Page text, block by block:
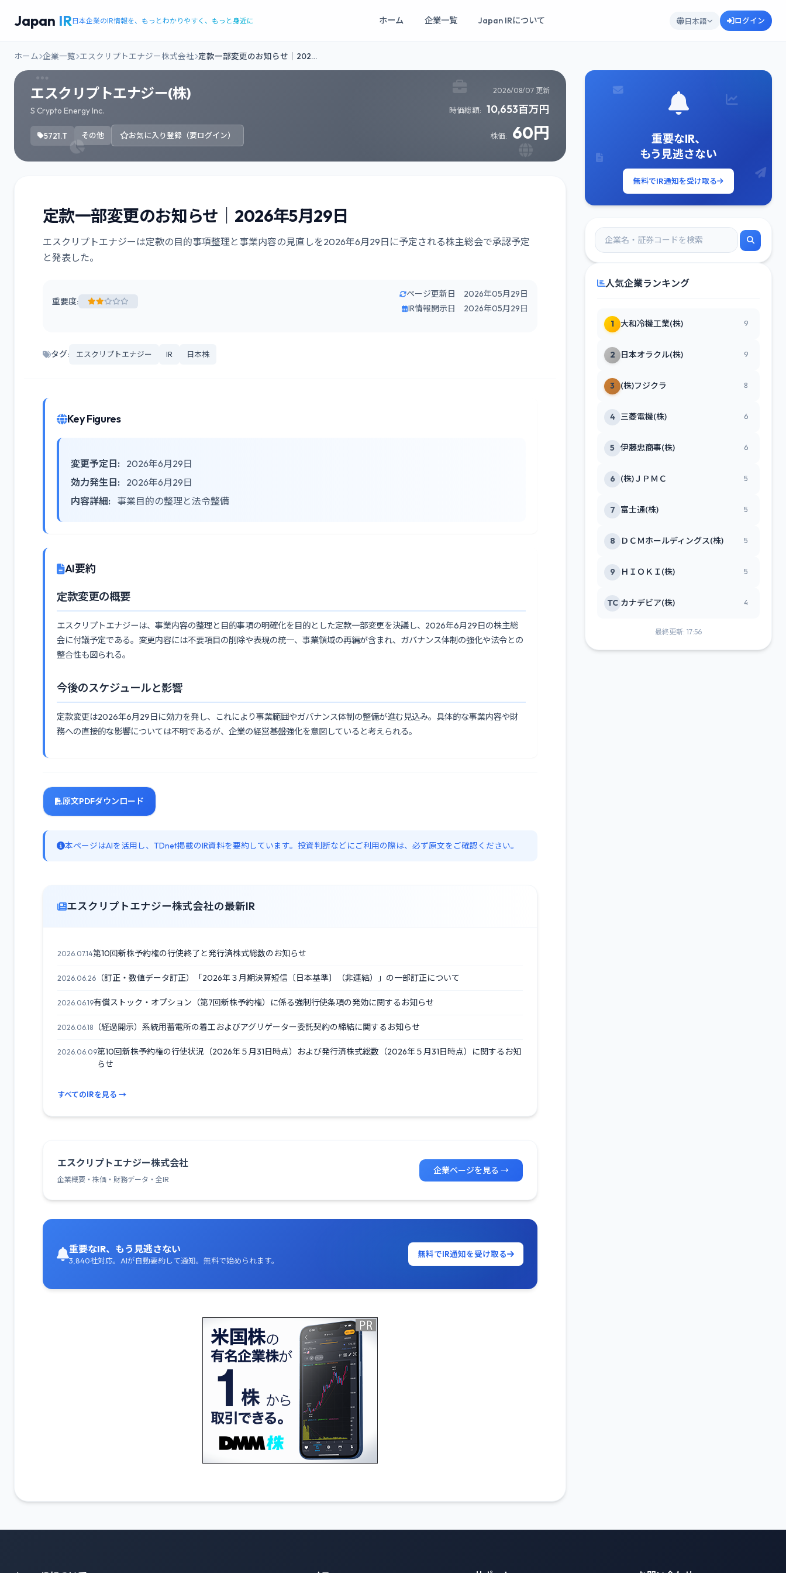
Japan IR日本企業のIR情報を、もっとわかりやすく、もっと身近に ホーム 企業一覧 Japan IRについて 日本語 ログイン
ホーム 企業一覧 エスクリプトエナジー株式会社 定款一部変更のお知らせ｜202…
エスクリプトエナジー(株)
S Crypto Energy Inc.
5721.T その他 お気に入り登録（要ログイン）
2026/08/07 更新
時価総額: 10,653百万円
株価: 60円
定款一部変更のお知らせ｜2026年5月29日
エスクリプトエナジーは定款の目的事項整理と事業内容の見直しを2026年6月29日に予定される株主総会で承認予定
と発表した。
重要度:
ページ更新日 2026年05月29日
IR情報開示日 2026年05月29日
タグ: エスクリプトエナジー IR 日本株
Key Figures
変更予定日:
2026年6月29日
効力発生日:
2026年6月29日
内容詳細:
事業目的の整理と法令整備
AI要約
定款変更の概要
エスクリプトエナジーは、事業内容の整理と目的事項の明確化を目的とした定款一部変更を決議し、2026年6月29日の株主総
会に付議予定である。変更内容には不要項目の削除や表現の統一、事業領域の再編が含まれ、ガバナンス体制の強化や法令との
整合性も図られる。
今後のスケジュールと影響
定款変更は2026年6月29日に効力を発し、これにより事業範囲やガバナンス体制の整備が進む見込み。具体的な事業内容や財
務への直接的な影響については不明であるが、企業の経営基盤強化を意図していると考えられる。
原文PDFダウンロード
本ページはAIを活用し、TDnet掲載のIR資料を要約しています。投資判断などにご利用の際は、必ず原文をご確認ください。
エスクリプトエナジー株式会社の最新IR
2026.07.14第10回新株予約権の行使終了と発行済株式総数のお知らせ
2026.06.26 （訂正・数値データ訂正）「2026年３月期決算短信〔日本基準〕（非連結）」の一部訂正について
2026.06.19有償ストック・オプション（第7回新株予約権）に係る強制行使条項の発効に関するお知らせ
2026.06.18 （経過開示）系統用蓄電所の着工およびアグリゲーター委託契約の締結に関するお知らせ
2026.06.09第10回新株予約権の行使状況（2026年５月31日時点）および発行済株式総数（2026年５月31日時点）に関するお知
らせ
すべてのIRを見る →
エスクリプトエナジー株式会社
企業概要・株価・財務データ・全IR
企業ページを見る →
重要なIR、もう見逃さない
3,840社対応。AIが自動要約して通知。無料で始められます。
無料でIR通知を受け取る
重要なIR、
もう見逃さない
無料でIR通知を受け取る
人気企業ランキング
1 大和冷機工業(株) 9
2 日本オラクル(株) 9
3 (株)フジクラ 8
4 三菱電機(株) 6
5 伊藤忠商事(株) 6
6 (株)ＪＰＭＣ 5
7 富士通(株) 5
8 ＤＣＭホールディングス(株) 5
9 ＨＩＯＫＩ(株) 5
TC カナデビア(株) 4
最終更新: 17:56